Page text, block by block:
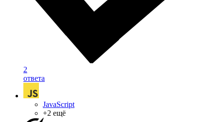
2
ответа
JavaScript
+2 ещё